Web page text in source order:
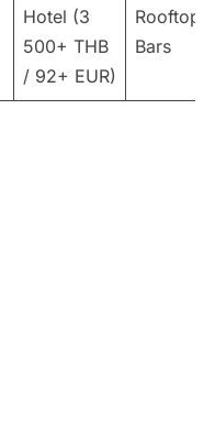
Hotel (3
500+ THB
/ 92+ EUR)
Rooftop-
Bars